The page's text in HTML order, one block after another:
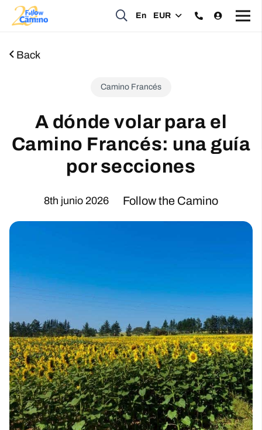
En EUR
Back
Camino Francés
A dónde volar para el
Camino Francés: una guía
por secciones
8th junio 2026 Follow the Camino